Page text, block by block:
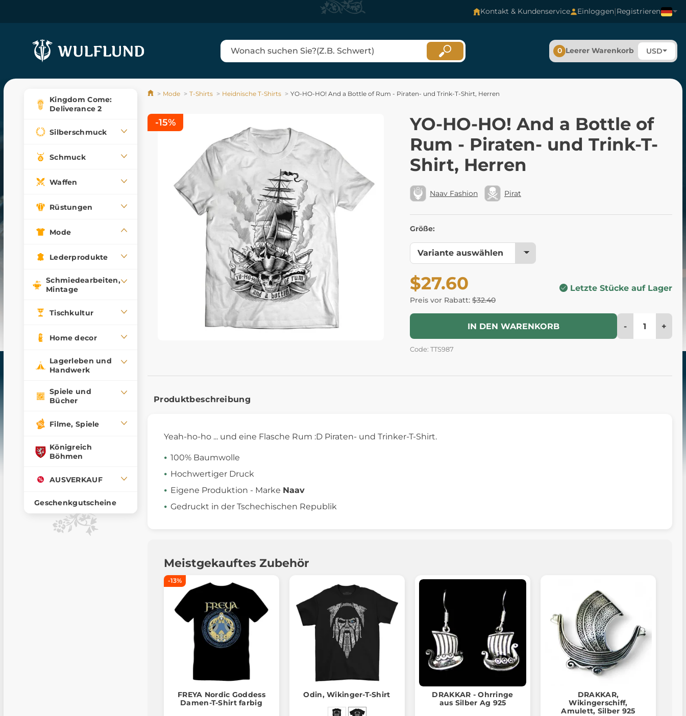
Kontakt & Kundenservice Einloggen|Registrieren
0 Leerer Warenkorb USD
Kingdom Come:
Deliverance 2
Silberschmuck
Schmuck
Waffen
Rüstungen
Mode
Lederprodukte
Schmiedearbeiten,
Mintage
Tischkultur
Home decor
Lagerleben und
Handwerk
Spiele und
Bücher
Filme, Spiele
Königreich
Böhmen
AUSVERKAUF
Geschenkgutscheine
Mode T-Shirts Heidnische T-Shirts YO-HO-HO! And a Bottle of Rum - Piraten- und Trink-T-Shirt, Herren
YO-HO-HO! And a Bottle of
Rum - Piraten- und Trink-T-
Shirt, Herren
Naav Fashion Pirat
Größe:
$27.60
Preis vor Rabatt: $32.40
Letzte Stücke auf Lager
IN DEN WARENKORB - +
Code: TTS987
-15%
Produktbeschreibung
Yeah-ho-ho ... und eine Flasche Rum :D Piraten- und Trinker-T-Shirt.
100% Baumwolle
Hochwertiger Druck
Eigene Produktion - Marke Naav
Gedruckt in der Tschechischen Republik
Meistgekauftes Zubehör
-13%
FREYA Nordic Goddess
Damen-T-Shirt farbig
Odin, Wikinger-T-Shirt
DRAKKAR - Ohrringe
aus Silber Ag 925
DRAKKAR,
Wikingerschiff,
Amulett, Silber 925